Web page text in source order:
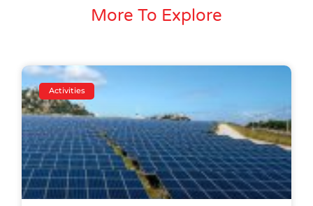
More To Explore
Activities